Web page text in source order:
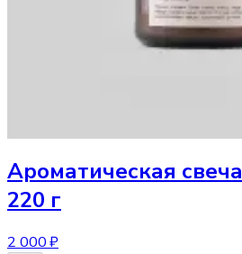
Ароматическая свеча
220 г
2 000 ₽